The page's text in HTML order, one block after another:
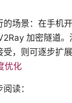
的场景：在手机
加密隧道
，则可逐步扩
优化
读：